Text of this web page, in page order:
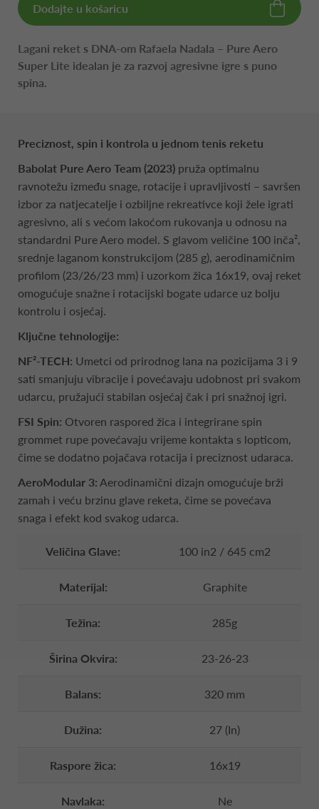
Dodajte u košaricu
Lagani reket s DNA-om Rafaela Nadala – Pure Aero
Super Lite idealan je za razvoj agresivne igre s puno
spina.
Preciznost, spin i kontrola u jednom tenis reketu
Babolat Pure Aero Team (2023) pruža optimalnu
ravnotežu između snage, rotacije i upravljivosti – savršen
izbor za natjecatelje i ozbiljne rekreativce koji žele igrati
agresivno, ali s većom lakoćom rukovanja u odnosu na
standardni Pure Aero model. S glavom veličine 100 inča²,
srednje laganom konstrukcijom (285 g), aerodinamičnim
profilom (23/26/23 mm) i uzorkom žica 16x19, ovaj reket
omogućuje snažne i rotacijski bogate udarce uz bolju
kontrolu i osjećaj.
Ključne tehnologije:
NF²-TECH: Umetci od prirodnog lana na pozicijama 3 i 9
sati smanjuju vibracije i povećavaju udobnost pri svakom
udarcu, pružajući stabilan osjećaj čak i pri snažnoj igri.
FSI Spin: Otvoren raspored žica i integrirane spin
grommet rupe povećavaju vrijeme kontakta s lopticom,
čime se dodatno pojačava rotacija i preciznost udaraca.
AeroModular 3: Aerodinamični dizajn omogućuje brži
zamah i veću brzinu glave reketa, čime se povećava
snaga i efekt kod svakog udarca.
Veličina Glave: 100 in2 / 645 cm2
Materijal: Graphite
Težina: 285g
Širina Okvira: 23-26-23
Balans: 320 mm
Dužina: 27 (In)
Raspore žica: 16x19
Navlaka: Ne